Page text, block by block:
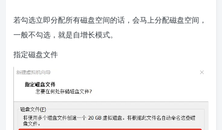
若勾选立即分配所有磁盘空间的话，会马上分配磁盘空间，
一般不勾选，就是自增长模式。
指定磁盘文件